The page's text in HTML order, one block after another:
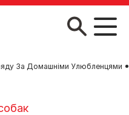
За Домашніми Улюбленцями